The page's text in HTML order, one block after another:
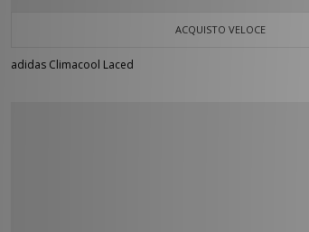
ACQUISTO VELOCE
adidas Climacool Laced